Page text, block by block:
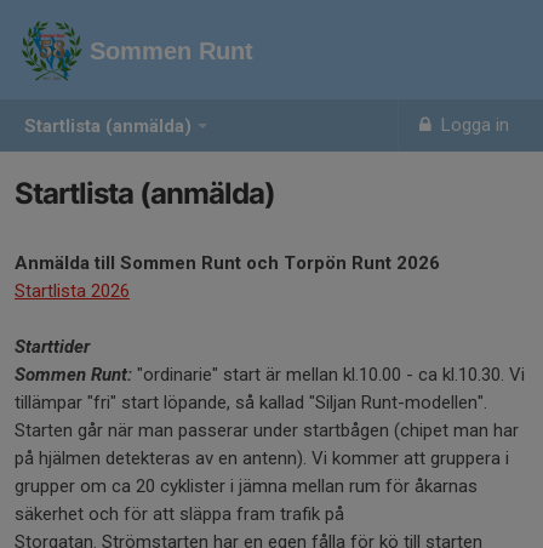
Startlista (anmälda) Logga in
Sommen Runt
Startlista (anmälda)
Anmälda till Sommen Runt och Torpön Runt 2026
Startlista 2026
Starttider
Sommen Runt: "ordinarie" start är mellan kl.10.00 - ca kl.10.30. Vi
tillämpar "fri" start löpande, så kallad "Siljan Runt-modellen".
Starten går när man passerar under startbågen (chipet man har
på hjälmen detekteras av en antenn). Vi kommer att gruppera i
grupper om ca 20 cyklister i jämna mellan rum för åkarnas
säkerhet och för att släppa fram trafik på
Storgatan. Strömstarten har en egen fålla för kö till starten